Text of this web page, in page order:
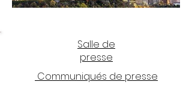
Salle de
presse
Communiqués de presse